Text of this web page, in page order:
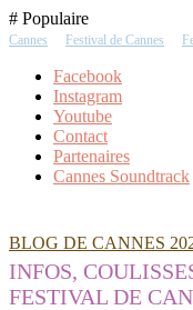
Skip
To
# Populaire
Cannes Festival de Cannes
Facebook
Instagram
Youtube
Contact
Partenaires
Cannes Soundtrack
BLOG DE CANNES
INFOS,
FESTIVAL DE